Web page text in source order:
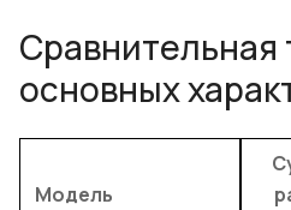
Сравнительная
основных
Модель